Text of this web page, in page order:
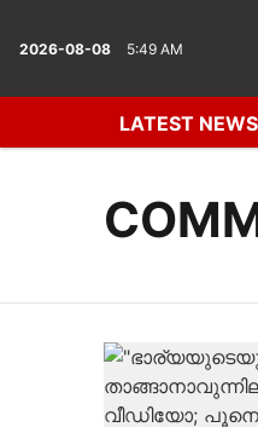
2026-08-08 5:49 AM
LATEST NEWS